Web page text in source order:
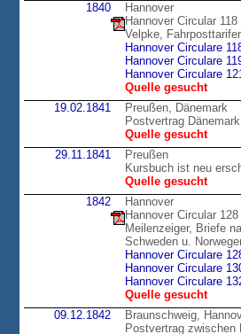
1840
Hannover
Hannover Circular
Velpke,
Hannover Circulare
Hannover Circulare
Hannover Circulare
Quelle gesucht
19.02.1841
Preußen, Dänemark
Postvertrag
Quelle gesucht
29.11.1841
Preußen
Kursbuch ist neu
Quelle gesucht
1842
Hannover
Hannover Circular
Meilenzeiger, Briefe
Schweden u.
Hannover Circulare
Hannover Circulare
Hannover Circulare
Quelle gesucht
09.12.1842
Braunschweig,
Postvertrag zwischen